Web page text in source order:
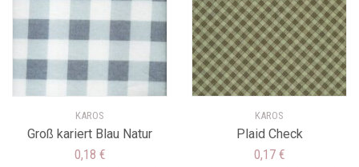
KAROS
Groß kariert Blau Natur
0,18 €
KAROS
Plaid Check
0,17 €